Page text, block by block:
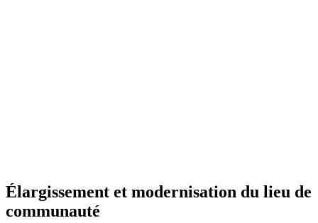
Élargissement et modernisation du lieu de
communauté